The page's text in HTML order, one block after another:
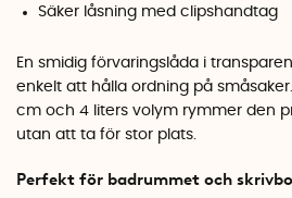
Säker låsning med clipshandtag
En smidig förvaringslåda i
enkelt att hålla ordning på småsaker.
cm och 4 liters volym rymmer den
utan att ta för stor plats.
Perfekt för badrummet och